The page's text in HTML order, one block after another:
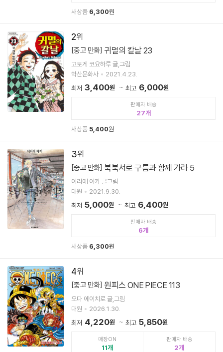
새상품 6,300원
2
[중고 만화] 귀멸의 칼날 23
고토게 코요하루 글,그림
학산문화사
2021.4.23.
최저 3,400원 최고 6,000원
판매자 배송
27
새상품 5,400원
3
[중고 만화] 북북서로 구름과 함께 가라 5
이리에 아키 글그림
대원
2021.9.30.
최저 5,000원 최고 6,400원
판매자 배송
6
새상품 6,300원
4
[중고 만화] 원피스 ONE PIECE 113
오다 에이치로 글,그림
대원
2026.1.30.
최저 4,220원 최고 5,850원
매장ON
11
판매자 배송
2